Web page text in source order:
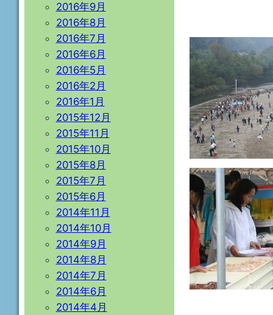
2016年9月
2016年8月
2016年7月
2016年6月
2016年5月
2016年2月
2016年1月
2015年12月
2015年11月
2015年10月
2015年8月
2015年7月
2015年6月
2014年11月
2014年10月
2014年9月
2014年8月
2014年7月
2014年6月
2014年4月